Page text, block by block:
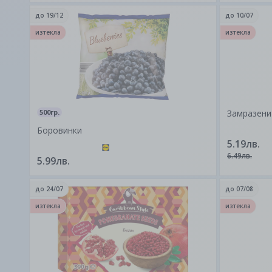
500гр.
Боровинки
5.99лв.
до 19/12
изтекла
5.19лв.
6.49лв.
до 10/07
изтекла
до 24/07
изтекла
до 07/08
изтекла